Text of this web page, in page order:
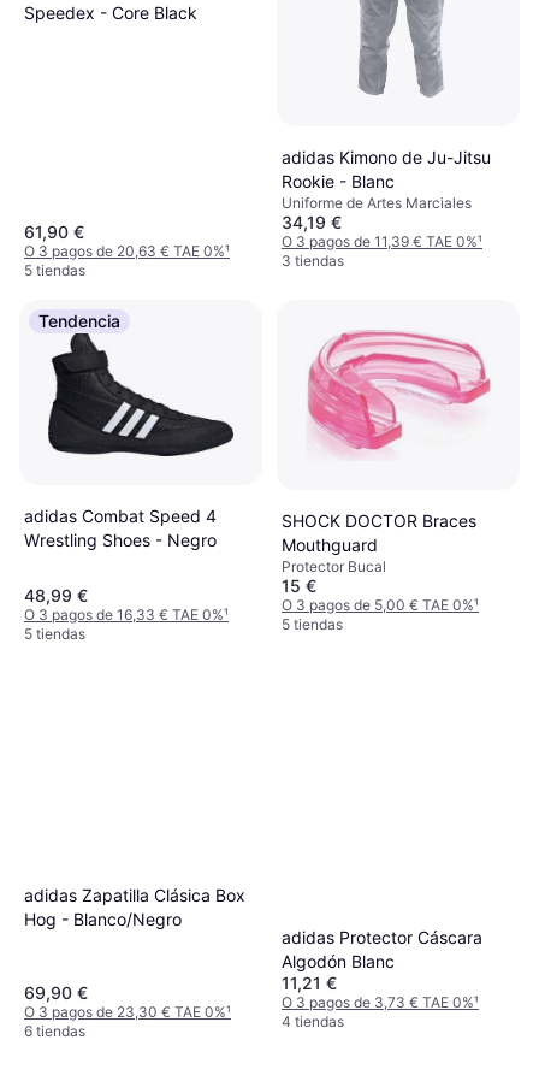
Speedex - Core Black
61,90 €
O 3 pagos de 20,63 € TAE 0%¹
5 tiendas
adidas Kimono de Ju-Jitsu
Rookie - Blanc
Uniforme de Artes Marciales
34,19 €
O 3 pagos de 11,39 € TAE 0%¹
3 tiendas
Tendencia
adidas Combat Speed 4
Wrestling Shoes - Negro
48,99 €
O 3 pagos de 16,33 € TAE 0%¹
5 tiendas
SHOCK DOCTOR Braces
Mouthguard
Protector Bucal
15 €
O 3 pagos de 5,00 € TAE 0%¹
5 tiendas
adidas Zapatilla Clásica Box
Hog - Blanco/Negro
69,90 €
O 3 pagos de 23,30 € TAE 0%¹
6 tiendas
adidas Protector Cáscara
Algodón Blanc
11,21 €
O 3 pagos de 3,73 € TAE 0%¹
4 tiendas